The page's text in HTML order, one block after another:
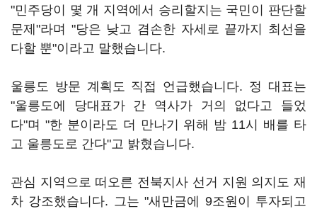
"민주당이 몇 개 지역에서 승리할지는 국민이 판단할
문제"라며 "당은 낮고 겸손한 자세로 끝까지 최선을
다할 뿐"이라고 말했습니다.
울릉도 방문 계획도 직접 언급했습니다. 정 대표는
"울릉도에 당대표가 간 역사가 거의 없다고 들었
다"며 "한 분이라도 더 만나기 위해 밤 11시 배를 타
고 울릉도로 간다"고 밝혔습니다.
관심 지역으로 떠오른 전북지사 선거 지원 의지도 재
차 강조했습니다. 그는 "새만금에 9조원이 투자되고